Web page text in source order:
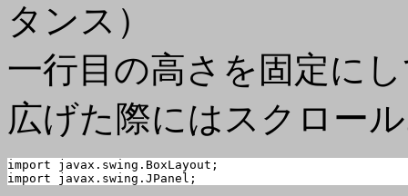
タンス）
一行目の高さを固定に
広げた際にはスクロー
import javax.swing.BoxLayout;
import javax.swing.JPanel;